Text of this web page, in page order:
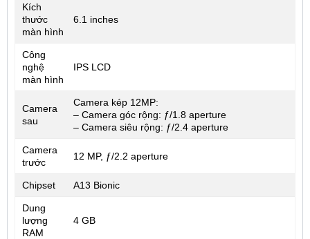
Kích
thước
màn hình
6.1 inches
Công
nghệ
màn hình
IPS LCD
Camera
sau
Camera kép 12MP:
– Camera góc rộng: ƒ/1.8 aperture
– Camera siêu rộng: ƒ/2.4 aperture
Camera
trước
12 MP, ƒ/2.2 aperture
Chipset A13 Bionic
Dung
lượng
RAM
4 GB